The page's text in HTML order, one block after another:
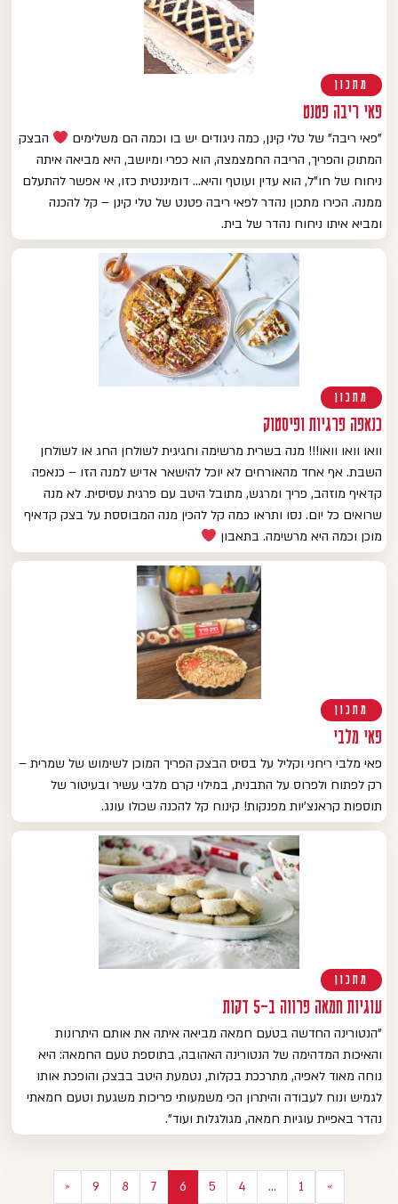
מתכון
פאי ריבה פטנט
"פאי ריבה" של טלי קינן, כמה ניגודים יש בו וכמה הם משלימים
הבצק
המתוק והפריך, הריבה החמצמצה, הוא כפרי ומיושב, היא מביאה איתה
ניחוח של חו"ל, הוא עדין ועוטף והיא… דומיננטית כזו, אי אפשר להתעלם
ממנה. הכירו מתכון נהדר לפאי ריבה פטנט של טלי קינן – קל להכנה
ומביא איתו ניחוח נהדר של בית.
מתכון
כנאפה פרגיות ופיסטוק
וואו וואו וואו!!! מנה בשרית מרשימה וחגיגית לשולחן החג או לשולחן
השבת. אף אחד מהאורחים לא יוכל להישאר אדיש למנה הזו – כנאפה
קדאיף מוזהב, פריך ומרגש, מתובל היטב עם פרגית עסיסית. לא מנה
שרואים כל יום. נסו ותראו כמה קל להכין מנה המבוססת על בצק קדאיף
מוכן וכמה היא מרשימה. בתאבון
מתכון
פאי מלבי
פאי מלבי ריחני וקליל על בסיס הבצק הפריך המוכן לשימוש של שמרית –
רק לפתוח ולפרוס על התבנית, במילוי קרם מלבי עשיר ובעיטור של
תוספות קראנצ'יות מפנקות! קינוח קל להכנה שכולו עונג.
מתכון
עוגיות חמאה פרווה ב-5 דקות
"הנטורינה החדשה בטעם חמאה מביאה איתה את אותם היתרונות
והאיכות המדהימה של הנטורינה האהובה, בתוספת טעם החמאה: היא
נוחה מאוד לאפיה, מתרככת בקלות, נטמעת היטב בבצק והופכת אותו
לגמיש ונוח לעבודה והיתרון הכי משמעותי פריכות משגעת וטעם חמאתי
נהדר באפיית עוגיות חמאה, מגולגלות ועוד".
»
1
…
4
5
6
7
8
9
«